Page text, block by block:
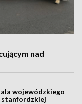
nad
wojewódzkiego
stanfordzkiej